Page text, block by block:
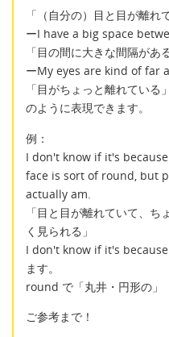
「（自分の）目と目が離れ
ーI have a big space
「目の間に大きな間隔があ
ーMy eyes are kind of far
「目がちょっと離れている」
のように表現できます。
例：
I don't know if it's
face is sort of round, but
actually am.
「目と目が離れていて、
く見られる」
I don't know if it's because
ます。
round で「丸井・円形の」
ご参考まで！